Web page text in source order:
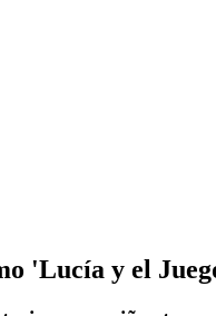
'Lucía y el